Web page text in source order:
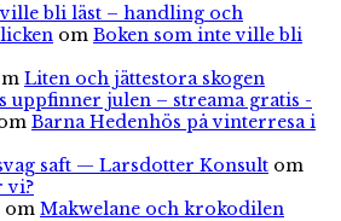
bli läst – handling och
om Boken som inte ville bli
Liten och jättestora skogen
uppfinner julen – streama gratis -
Barna Hedenhös på vinterresa i
saft — Larsdotter Konsult om
vi?
om Makwelane och krokodilen